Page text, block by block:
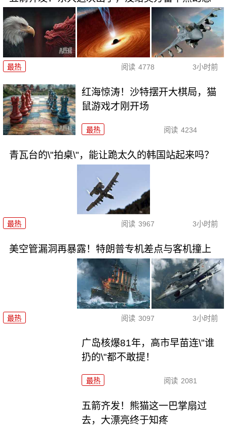
最热 阅读 4778 3小时前
红海惊涛！沙特摆开大棋局，猫
鼠游戏才刚开场
最热 阅读 4234
青瓦台的\"拍桌\"，能让跪太久的韩国站起来吗？
最热 阅读 3967 3小时前
美空管漏洞再暴露！特朗普专机差点与客机撞上
最热 阅读 3097 3小时前
广岛核爆81年，高市早苗连\"谁
扔的\"都不敢提！
最热 阅读 2081
五箭齐发！熊猫这一巴掌扇过
去，大漂亮终于知疼